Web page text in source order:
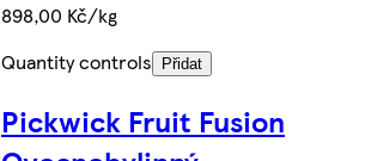
898,00 Kč/kg
Quantity controls
Přidat
Pickwick Fruit Fusion